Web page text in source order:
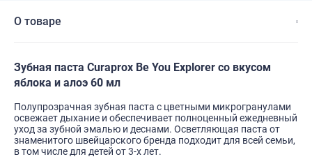
О товаре
Зубная паста Curaprox Be You Explorer со вкусом
яблока и алоэ 60 мл
Полупрозрачная зубная паста с цветными микрогранулами
освежает дыхание и обеспечивает полноценный ежедневный
уход за зубной эмалью и деснами. Осветляющая паста от
знаменитого швейцарского бренда подходит для всей семьи,
в том числе для детей от 3-х лет.